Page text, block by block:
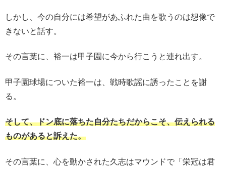
しかし、今の自分には希望があふれた曲を歌うのは想像で
きないと話す。
その言葉に、裕一は甲子園に今から行こうと連れ出す。
甲子園球場についた裕一は、戦時歌謡に誘ったことを謝
る。
そして、ドン底に落ちた自分たちだからこそ、伝えられる
ものがあると訴えた。
その言葉に、心を動かされた久志はマウンドで「栄冠は君